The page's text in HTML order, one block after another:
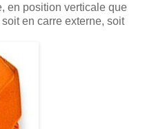
en position verticale que
en carre externe, soit